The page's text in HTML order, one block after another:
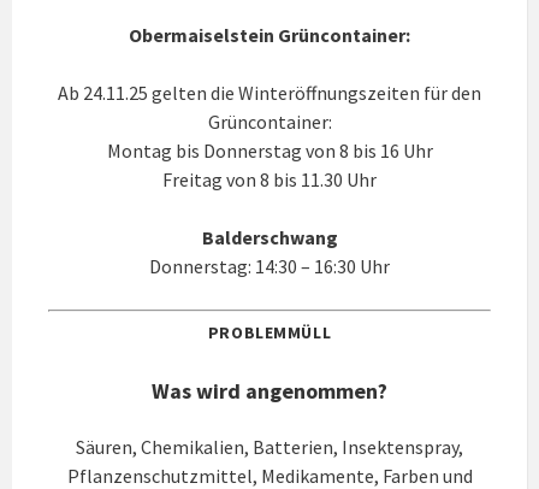
Obermaiselstein Grüncontainer:
Ab 24.11.25 gelten die Winteröffnungszeiten für den
Grüncontainer:
Montag bis Donnerstag von 8 bis 16 Uhr
Freitag von 8 bis 11.30 Uhr
Balderschwang
Donnerstag: 14:30 – 16:30 Uhr
PROBLEMMÜLL
Was wird angenommen?
Säuren, Chemikalien, Batterien, Insektenspray,
Pflanzenschutzmittel, Medikamente, Farben und